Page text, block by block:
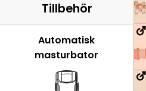
Tillbehör
Automatisk
masturbator